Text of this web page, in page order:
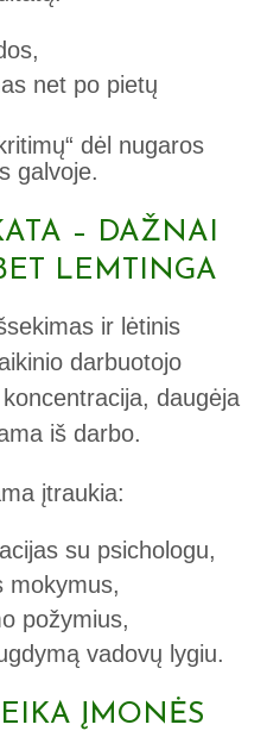
net po pietų
dėl nugaros
galvoje.
– DAŽNAI
LEMTINGA
ir lėtinis
darbuotojo
daugėja
iš darbo.
įtraukia:
su psichologu,
mokymus,
požymius,
vadovų lygiu.
ĮMONĖS